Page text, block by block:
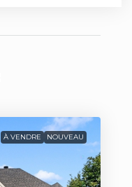
À VENDRE NOUVEAU